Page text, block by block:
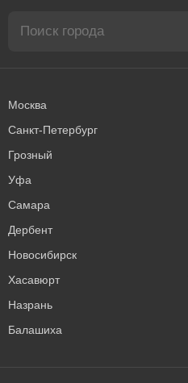
Москва
Санкт-Петербург
Грозный
Уфа
Самара
Дербент
Новосибирск
Хасавюрт
Назрань
Балашиха